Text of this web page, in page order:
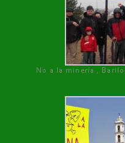
No a la minería ,